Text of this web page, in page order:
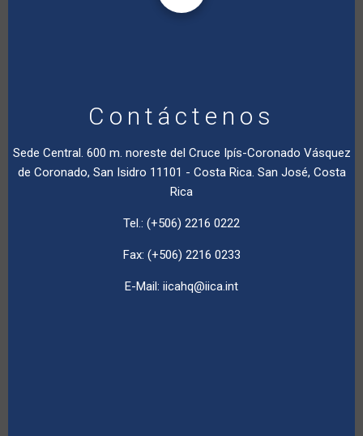
Contáctenos
Sede Central. 600 m. noreste del Cruce Ipís-Coronado Vásquez
de Coronado, San Isidro 11101 - Costa Rica. San José, Costa
Rica
Tel.: (+506) 2216 0222
Fax: (+506) 2216 0233
E-Mail: iicahq@iica.int